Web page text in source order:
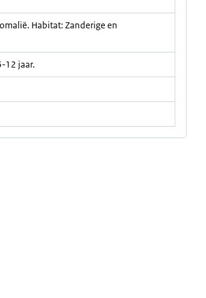
Habitat: Zanderige en
12 jaar.